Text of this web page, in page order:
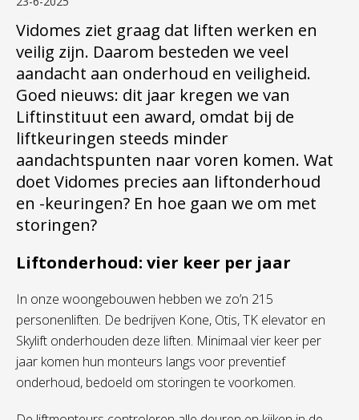
Vidomes ziet graag dat liften werken en
veilig zijn. Daarom besteden we veel
aandacht aan onderhoud en veiligheid.
Goed nieuws: dit jaar kregen we van
Liftinstituut een award, omdat bij de
liftkeuringen steeds minder
aandachtspunten naar voren komen. Wat
doet Vidomes precies aan liftonderhoud
en -keuringen? En hoe gaan we om met
storingen?
Liftonderhoud: vier keer per jaar
In onze woongebouwen hebben we zo’n 215
personenliften. De bedrijven Kone, Otis,TK elevator en
Skylift onderhouden deze liften. Minimaal vier keer per
jaar komen hun monteurs langs voor preventief
onderhoud, bedoeld om storingen te voorkomen.